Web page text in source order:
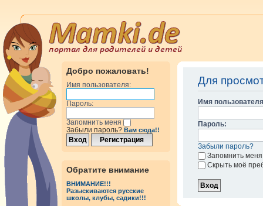
Добро пожаловать!
Имя пользователя:
Пароль:
Запомнить меня
Забыли пароль? Вам сюда!!
Обратите внимание
ВНИМАНИЕ!!!
Разыскиваются русские
школы, клубы, садики!!!
Для
Имя
Пароль:
Забыли пароль?
Запомнить меня
Скрыть моё